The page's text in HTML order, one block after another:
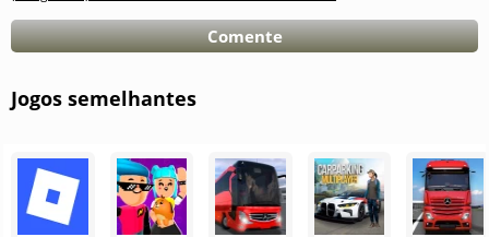
Comente
Jogos semelhantes